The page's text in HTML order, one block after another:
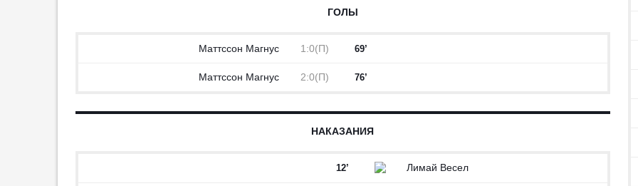
Парашютист с неба доставил
ГОЛЫ
Маттссон Магнус 1:0(П) 69’
Маттссон Магнус 2:0(П) 76’
НАКАЗАНИЯ
12’ Лимай Весел